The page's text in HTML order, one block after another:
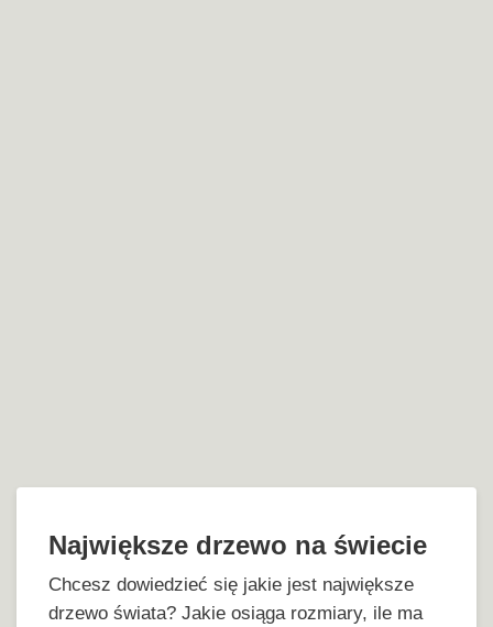
Największe drzewo na świecie
Chcesz dowiedzieć się jakie jest największe
drzewo świata? Jakie osiąga rozmiary, ile ma